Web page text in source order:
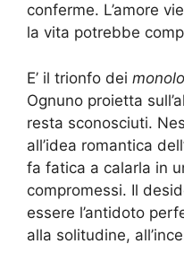
conferme. L’amore
la vita potrebbe
E’ il trionfo dei
Ognuno proietta
resta sconosciuti.
all’idea romantica
fa fatica a calarla in
compromessi. Il
essere l’antidoto
alla solitudine,